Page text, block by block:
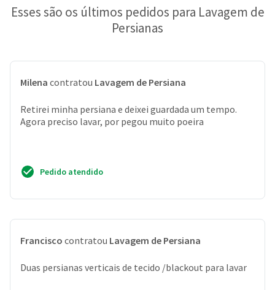
Esses são os últimos pedidos para Lavagem de
Persianas
Milena contratou Lavagem de Persiana
Retirei minha persiana e deixei guardada um tempo.
Agora preciso lavar, por pegou muito poeira
Pedido atendido
Francisco contratou Lavagem de Persiana
Duas persianas verticais de tecido /blackout para lavar